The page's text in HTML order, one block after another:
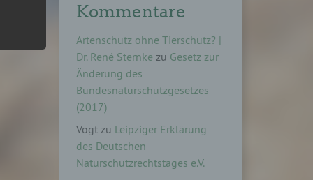
Kommentare
Artenschutz ohne Tierschutz? |
Dr. René Sternke zu Gesetz zur
Änderung des
Bundesnaturschutzgesetzes
(2017)
Vogtzu Leipziger Erklärung
des Deutschen
Naturschutzrechtstages e.V.
das